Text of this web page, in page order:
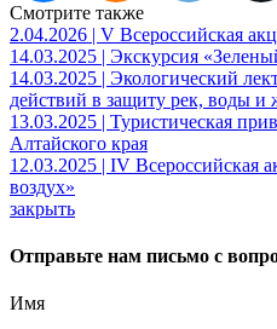
Смотрите также
2.04.2026 | V Всероссийская
14.03.2025 | Экскурсия
14.03.2025 | Экологический
действий в защиту рек, воды и
13.03.2025 | Туристическая
Алтайского края
12.03.2025 | IV Всероссийская
воздух»
закрыть
Отправьте нам письмо с
Имя